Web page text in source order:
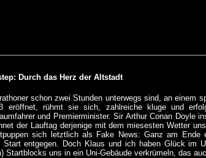
Durch das Herz der Altstadt
schon zwei Stunden unterwegs sind, an einem
eröffnet, rühmt sie sich, zahlreiche kluge und
und Premierminister. Sir Arthur Conan Doyle
der Lauftag derjenige mit dem miesesten Wetter
sich letztlich als Fake News: Ganz am
entgegen. Doch Klaus und ich haben Glück im
Startblocks uns in ein Uni-Gebäude verkrümeln, das